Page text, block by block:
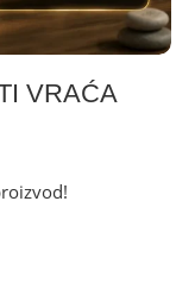
VRAĆA